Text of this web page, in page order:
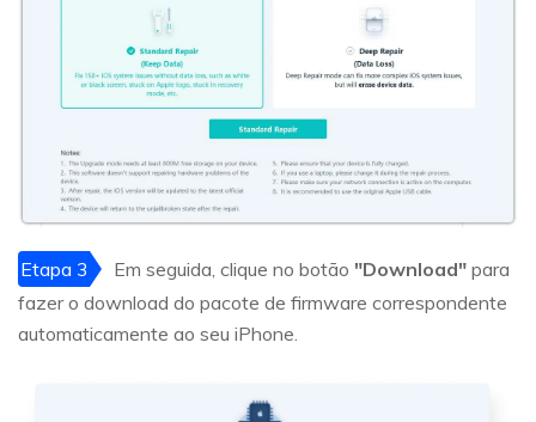
Etapa 3 Em seguida, clique no botão "Download" para
fazer o download do pacote de firmware correspondente
automaticamente ao seu iPhone.